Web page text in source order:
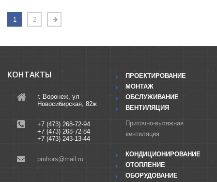
1 2
КОНТАКТЫ
г. Воронеж, ул
Новосибирская, 82ж
+7 (473) 268-72-94
+7 (473) 268-72-84
+7 (473) 243-13-44
pmhors@mail.ru
ПРОЕКТИРОВАНИЕ
МОНТАЖ
ОБСЛУЖИВАНИЕ
ВЕНТИЛЯЦИЯ
Приточно-вытяжная
вентиляция
КОНДИЦИОНИРОВАНИЕ
ОТОПЛЕНИЕ
ОБОРУДОВАНИЕ